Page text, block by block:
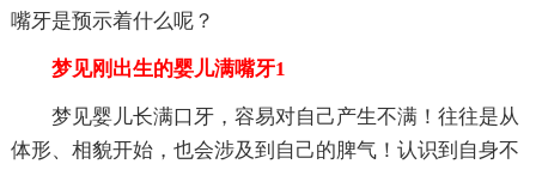
嘴牙是预示着什么呢？
梦见刚出生的婴儿满嘴牙1
梦见婴儿长满口牙，容易对自己产生不满！往往是从
体形、相貌开始，也会涉及到自己的脾气！认识到自身不